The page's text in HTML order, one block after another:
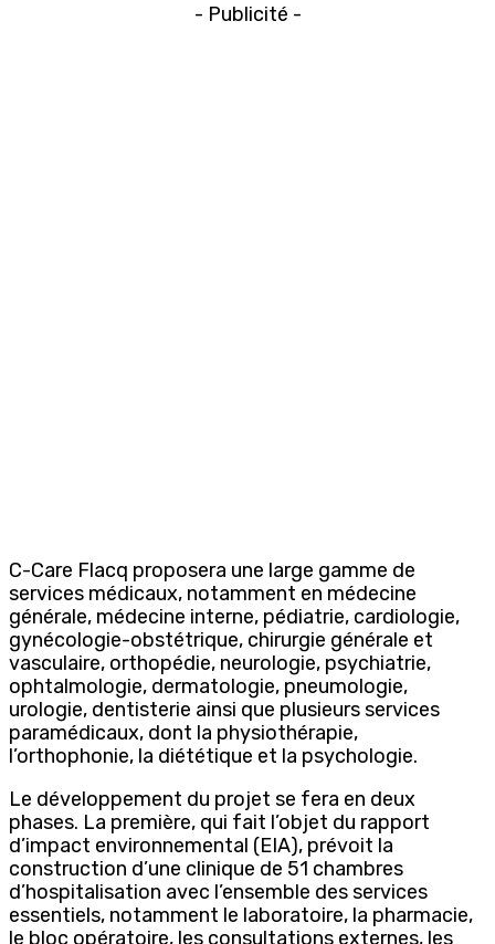
- Publicité -
C-Care Flacq proposera une large gamme de
services médicaux, notamment en médecine
générale, médecine interne, pédiatrie, cardiologie,
gynécologie-obstétrique, chirurgie générale et
vasculaire, orthopédie, neurologie, psychiatrie,
ophtalmologie, dermatologie, pneumologie,
urologie, dentisterie ainsi que plusieurs services
paramédicaux, dont la physiothérapie,
l’orthophonie, la diététique et la psychologie.
Le développement du projet se fera en deux
phases. La première, qui fait l’objet du rapport
d’impact environnemental (EIA), prévoit la
construction d’une clinique de 51 chambres
d’hospitalisation avec l’ensemble des services
essentiels, notamment le laboratoire, la pharmacie,
le bloc opératoire, les consultations externes, les